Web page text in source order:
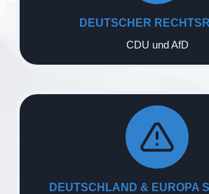
DEUTSCHER
CDU und AfD
DEUTSCHLAND & EUROPA